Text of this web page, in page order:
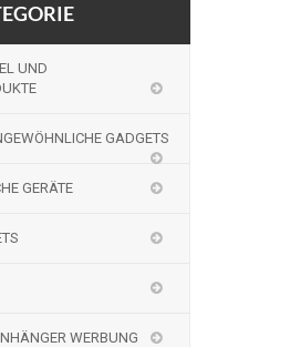
UND
GADGETS
GERÄTE
WERBUNG